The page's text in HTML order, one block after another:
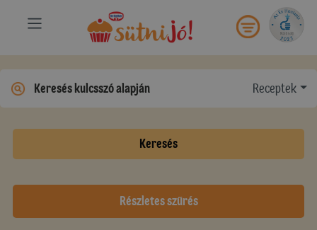
Receptek
Keresés
Részletes szűrés